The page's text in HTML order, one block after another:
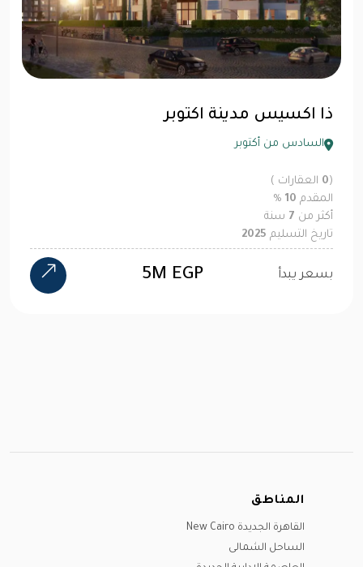
ذا اكسيس مدينة اكتوبر
السادس من أكتوبر
(
0 العقارات )
المقدم 10
%
أكثر من 7 سنة
تاريخ التسليم 2025
بسعر يبدأ 5M EGP
المناطق
القاهرة الجديدة New Cairo
الساحل الشمالى